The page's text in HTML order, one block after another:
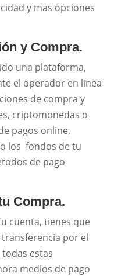
y mas opciones
y Compra.
una plataforma,
el operador en linea
de compra y
criptomonedas o
pagos online,
los fondos de tu
de pago
Compra.
cuenta, tienes que
por el
estas
medios de pago